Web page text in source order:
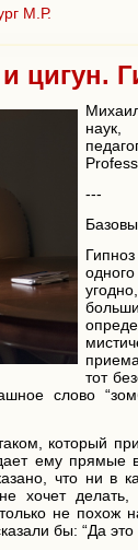
М.Р.
цигун.
наук,
---
тот
слово
который
ему
что ни в
хочет
не похож
бы: “Да это